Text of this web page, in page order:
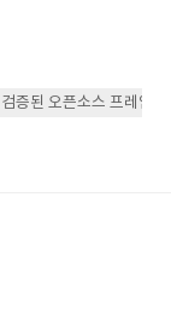
된 오픈소스 프레임워